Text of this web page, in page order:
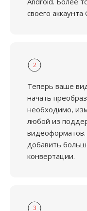
своего
2
Теперь ваше
начать
необходимо,
любой из
добавить
конвертации.
3